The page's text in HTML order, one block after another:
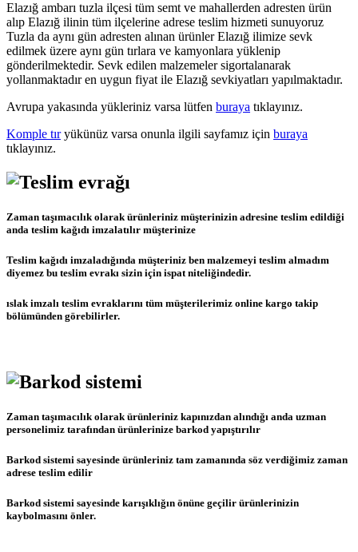
Elazığ ambarı tuzla ilçesi tüm semt ve mahallerden adresten ürün
alıp Elazığ ilinin tüm ilçelerine adrese teslim hizmeti sunuyoruz
Tuzla da aynı gün adresten alınan ürünler Elazığ ilimize sevk
edilmek üzere aynı gün tırlara ve kamyonlara yüklenip
gönderilmektedir. Sevk edilen malzemeler sigortalanarak
yollanmaktadır en uygun fiyat ile Elazığ sevkiyatları yapılmaktadır.
Avrupa yakasında yükleriniz varsa lütfen buraya tıklayınız.
Komple tıryükünüz varsa onunla ilgili sayfamız için buraya
tıklayınız.
Zaman taşımacılık olarak ürünleriniz müşterinizin adresine teslim edildiği
anda teslim kağıdı imzalatılır müşterinize
Teslim kağıdı imzaladığında müşteriniz ben malzemeyi teslim almadım
diyemez bu teslim evrakı sizin için ispat niteliğindedir.
ıslak imzalı teslim evraklarını tüm müşterilerimiz online kargo takip
bölümünden görebilirler.
Zaman taşımacılık olarak ürünleriniz kapınızdan alındığı anda uzman
personelimiz tarafından ürünlerinize barkod yapıştırılır
Barkod sistemi sayesinde ürünleriniz tam zamanında söz verdiğimiz zaman
adrese teslim edilir
Barkod sistemi sayesinde karışıklığın önüne geçilir ürünlerinizin
kaybolmasını önler.